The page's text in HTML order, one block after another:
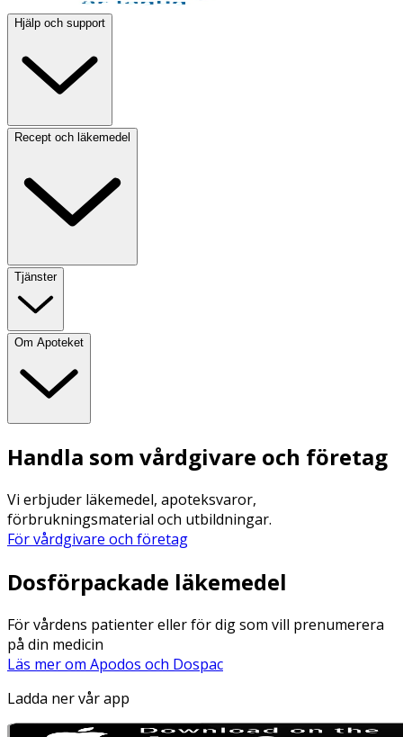
Hjälp och support
Recept och läkemedel
Tjänster
Om Apoteket
Handla som vårdgivare och företag
Vi erbjuder läkemedel, apoteksvaror,
förbrukningsmaterial och utbildningar.
För vårdgivare och företag
Dosförpackade läkemedel
För vårdens patienter eller för dig som vill prenumerera
på din medicin
Läs mer om Apodos och Dospac
Ladda ner vår app